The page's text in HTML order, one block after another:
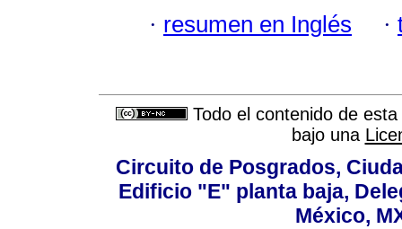
· resumen en Inglés ·
Todo el contenido de
bajo una
Circuito de Posgrados,
Edificio "E" planta baja,
México,